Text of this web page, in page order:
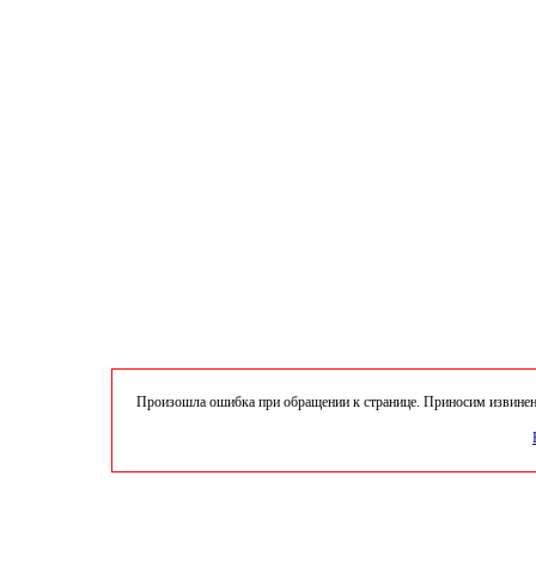
Произошла ошибка при обращении к странице. Приносим